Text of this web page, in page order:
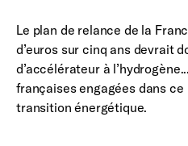
Le plan de relance de la
d’euros sur cinq ans devrait
d’accélérateur à
françaises engagées dans
transition énergétique.